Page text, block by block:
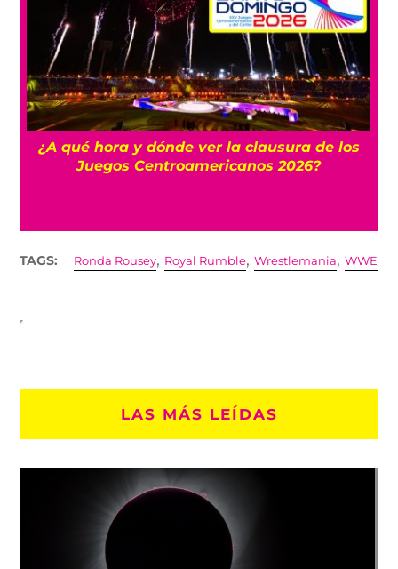
¿A qué hora y dónde ver la clausura de los
Juegos Centroamericanos 2026?
TAGS: Ronda Rousey, Royal Rumble,Wrestlemania,WWE
LAS MÁS LEÍDAS